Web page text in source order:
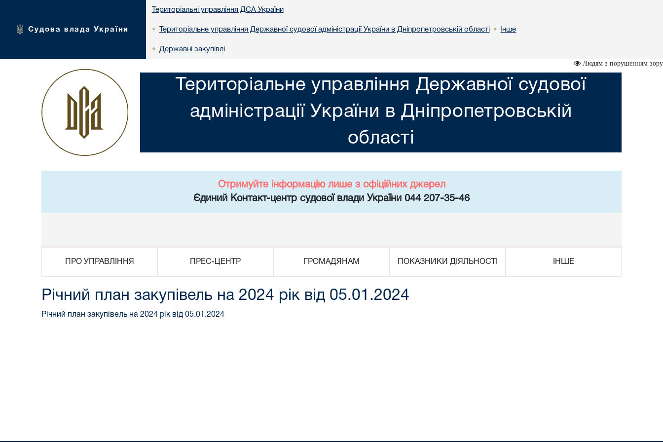
Судова влада України
Територіальні управління ДСА України
• Територіальне управління Державної судової адміністрації України в Днiпропетровській областi • Інше
• Державні закупівлі
Людям з порушенням зору
Територіальне управління Державної судової
адміністрації України в Днiпропетровській
областi
Отримуйте інформацію лише з офіційних джерел
Єдиний Контакт-центр судової влади України 044 207-35-46
ПРО УПРАВЛІННЯ ПРЕС-ЦЕНТР ГРОМАДЯНАМ ПОКАЗНИКИ ДІЯЛЬНОСТІ ІНШЕ
Річний план закупівель на 2024 рік від 05.01.2024
Річний план закупівель на 2024 рік від 05.01.2024